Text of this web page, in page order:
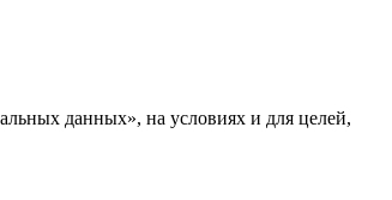
данных», на условиях и для целей,